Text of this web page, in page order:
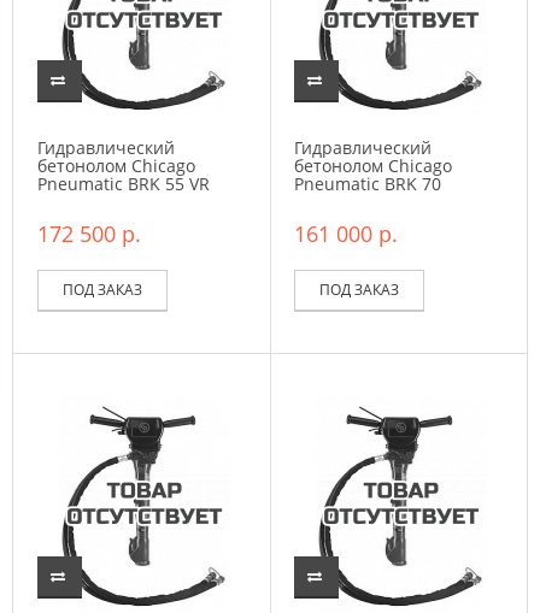
Гидравлический
бетонолом Chicago
Pneumatic BRK 55 VR
172 500 р.
ПОД ЗАКАЗ
Гидравлический
бетонолом Chicago
Pneumatic BRK 70
161 000 р.
ПОД ЗАКАЗ